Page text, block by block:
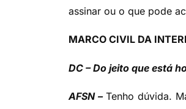
assinar ou o que pode
MARCO CIVIL DA
DC – Do jeito que está
AFSN – Tenho dúvida.